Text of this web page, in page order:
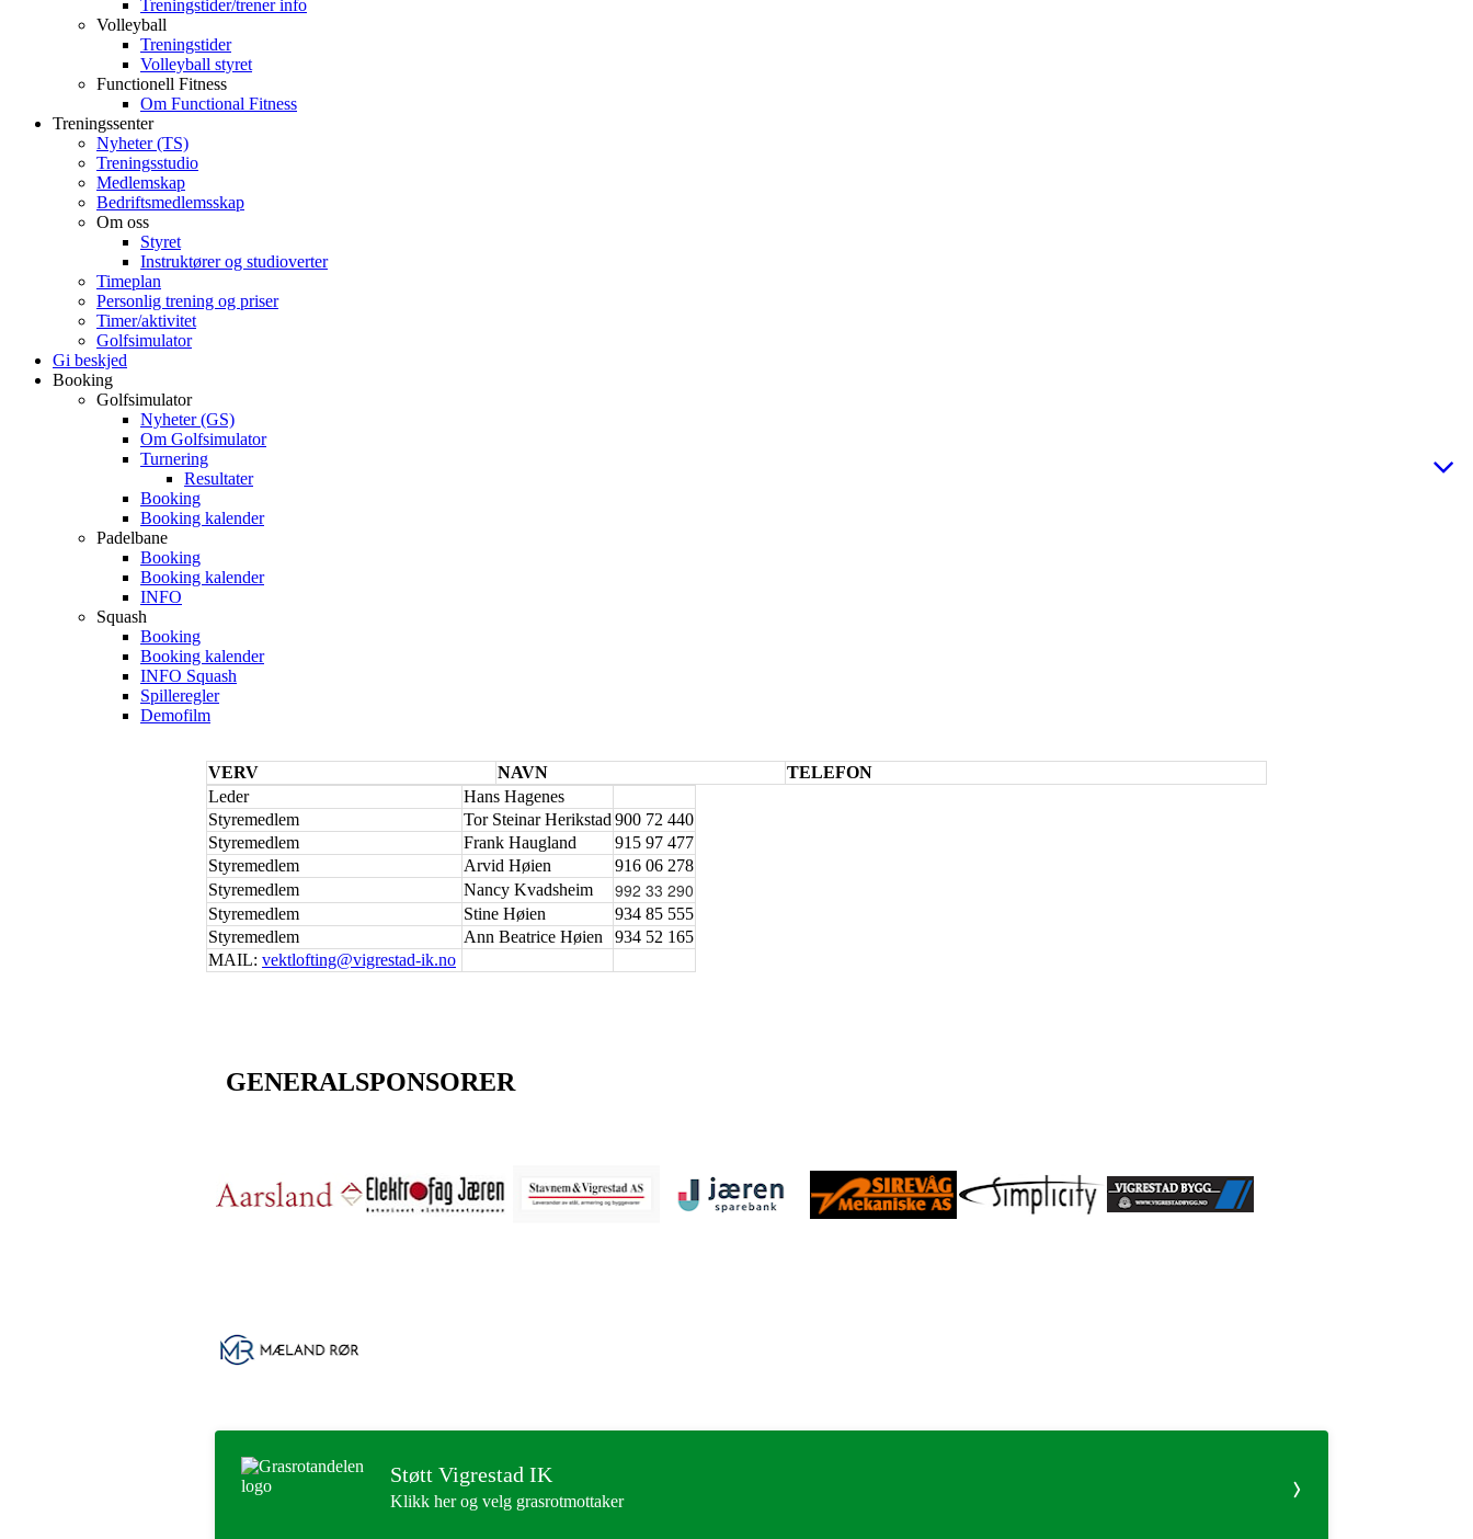
Treningstider/trener info
Volleyball
Treningstider
Volleyball styret
Functionell Fitness
Om Functional Fitness
Treningssenter
Nyheter (TS)
Treningsstudio
Medlemskap
Bedriftsmedlemsskap
Om oss
Styret
Instruktører og studioverter
Timeplan
Personlig trening og priser
Timer/aktivitet
Golfsimulator
Gi beskjed
Booking
Golfsimulator
Nyheter (GS)
Om Golfsimulator
Turnering
Resultater
Booking
Booking kalender
Padelbane
Booking
Booking kalender
INFO
Squash
Booking
Booking kalender
INFO Squash
Spilleregler
Demofilm
VERV NAVN
TELEFON
Leder
Hans Hagenes
Styremedlem
Tor Steinar Herikstad 900 72 440
Styremedlem
Frank Haugland
915 97 477
Styremedlem
Arvid Høien
916 06 278
Styremedlem
Nancy Kvadsheim 992 33 290
Styremedlem Stine Høien
934 85 555
Styremedlem
Ann Beatrice Høien
934 52 165
MAIL: vektlofting@vigrestad-ik.no
GENERALSPONSORER
Støtt Vigrestad IK
Klikk her og velg grasrotmottaker